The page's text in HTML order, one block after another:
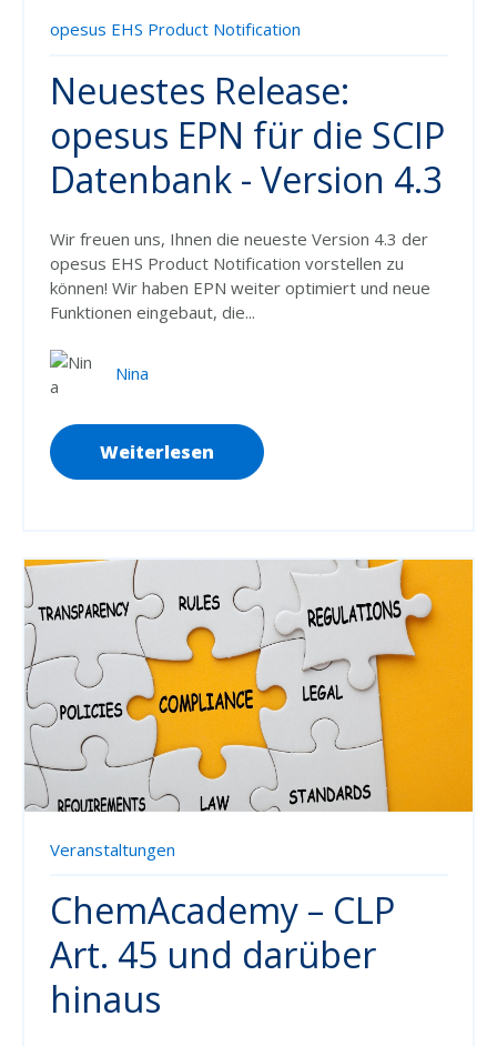
opesus EHS Product Notification
Neuestes Release:
opesus EPN für die SCIP
Datenbank - Version 4.3
Wir freuen uns, Ihnen die neueste Version 4.3 der
opesus EHS Product Notification vorstellen zu
können! Wir haben EPN weiter optimiert und neue
Funktionen eingebaut, die...
Nina
Weiterlesen
Veranstaltungen
ChemAcademy – CLP
Art. 45 und darüber
hinaus